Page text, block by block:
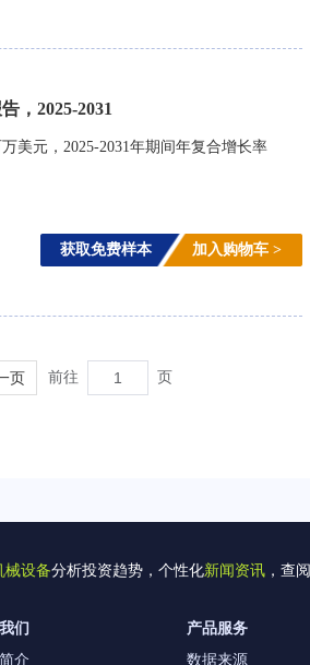
，2025-2031
美元，2025-2031年期间年复合增长率
获取免费样本 加入购物车 >
页 前往 页
械设备分析投资趋势，个性化新闻资讯 ，查阅
们
介
产品服务
数据来源